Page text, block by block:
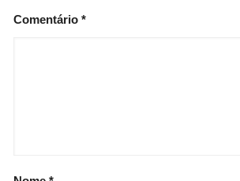
Comentário*